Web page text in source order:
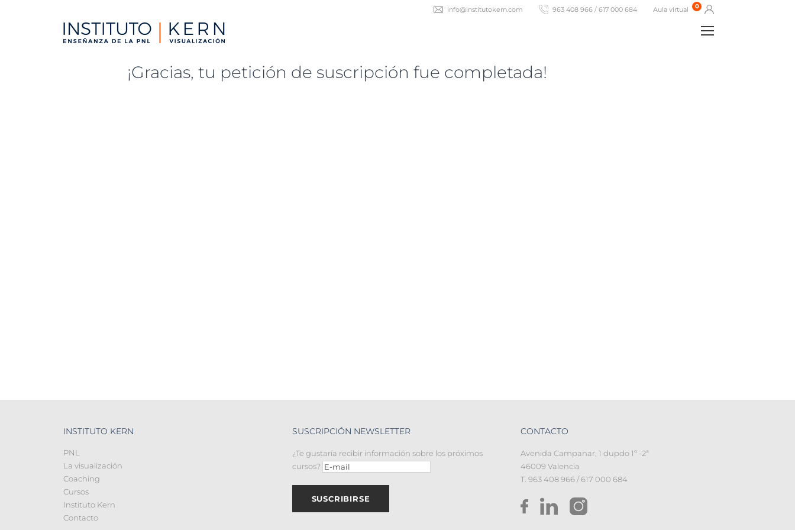
info@institutokern.com 963 408 966 / 617 000 684 Aula virtual 0
¡Gracias, tu petición de suscripción fue completada!
INSTITUTO KERN
PNL
La visualización
Coaching
Cursos
Instituto Kern
Contacto
SUSCRIPCIÓN NEWSLETTER
¿Te gustaría recibir información sobre los próximos
cursos?
CONTACTO
Avenida Campanar, 1 dupdo 1º -2ª
46009 Valencia
T. 963 408 966 / 617 000 684